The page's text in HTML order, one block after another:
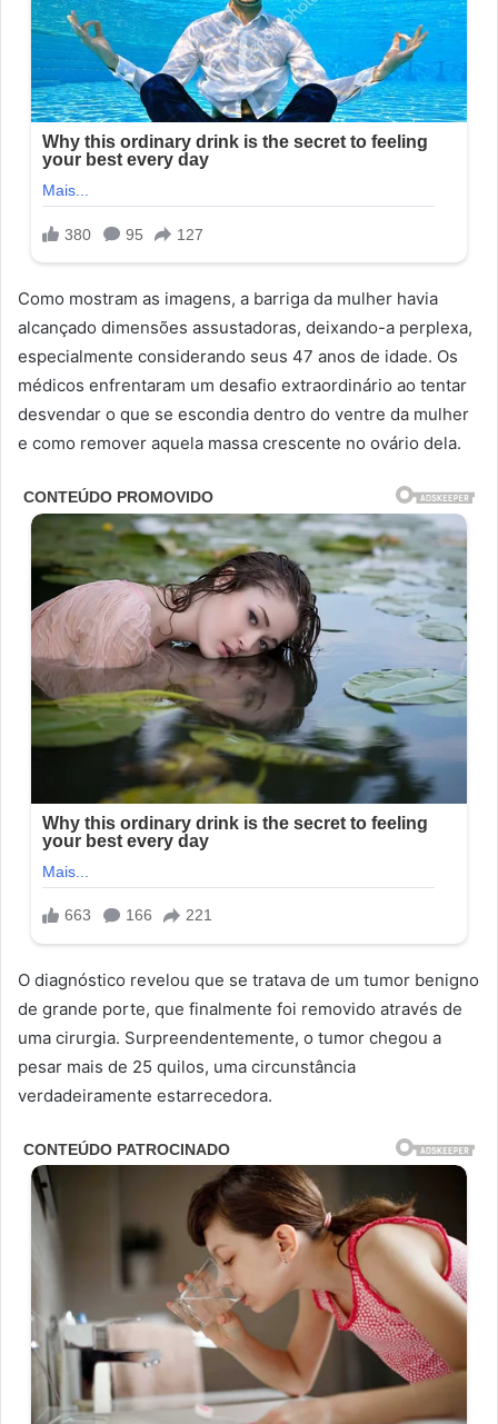
Como mostram as imagens, a barriga da mulher havia
alcançado dimensões assustadoras, deixando-a perplexa,
especialmente considerando seus 47 anos de idade. Os
médicos enfrentaram um desafio extraordinário ao tentar
desvendar o que se escondia dentro do ventre da mulher
e como remover aquela massa crescente no ovário dela.
O diagnóstico revelou que se tratava de um tumor benigno
de grande porte, que finalmente foi removido através de
uma cirurgia. Surpreendentemente, o tumor chegou a
pesar mais de 25 quilos, uma circunstância
verdadeiramente estarrecedora.